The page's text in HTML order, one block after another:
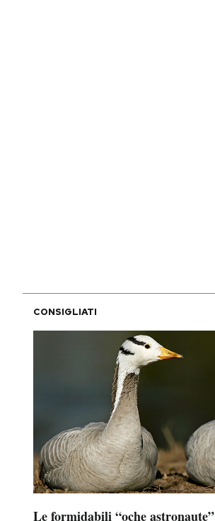
CONSIGLIATI
Le formidabili “oche astronaute”